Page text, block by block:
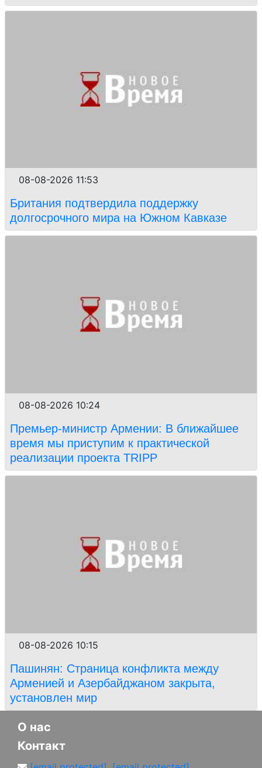
08-08-2026 11:53
Британия подтвердила поддержку
долгосрочного мира на Южном Кавказе
08-08-2026 10:24
Премьер-министр Армении: В ближайшее
время мы приступим к практической
реализации проекта TRIPP
08-08-2026 10:15
Пашинян: Страница конфликта между
Арменией и Азербайджаном закрыта,
установлен мир
О нас
Контакт